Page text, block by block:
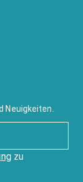
Neuigkeiten.
zu